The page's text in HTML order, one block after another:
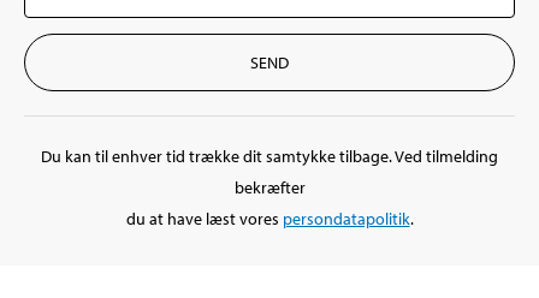
Du kan til enhver tid trække dit samtykke tilbage. Ved tilmelding
bekræfter
du at have læst vores persondatapolitik.